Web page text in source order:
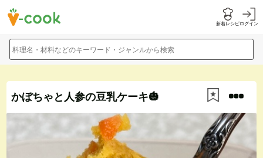
新着レシピログイン
料理名・材料などのキーワード・ジャンルから検索
かぼちゃと人参の豆乳ケーキ🎃